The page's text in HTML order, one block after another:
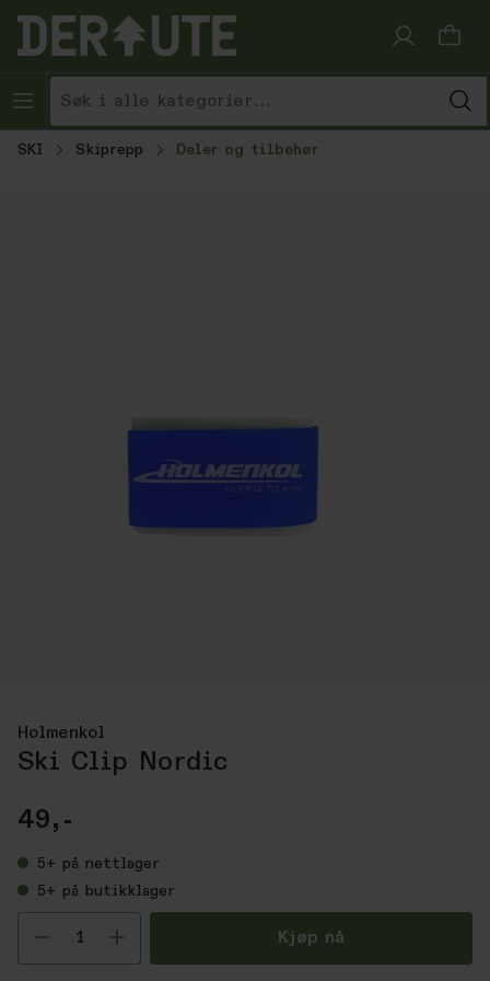
Hopp til innhold
SKI Skiprepp Deler og tilbehør
Holmenkol
Ski Clip Nordic
49,-
5+ på nettlager
5+ på butikklager
Velg antall Kjøp nå